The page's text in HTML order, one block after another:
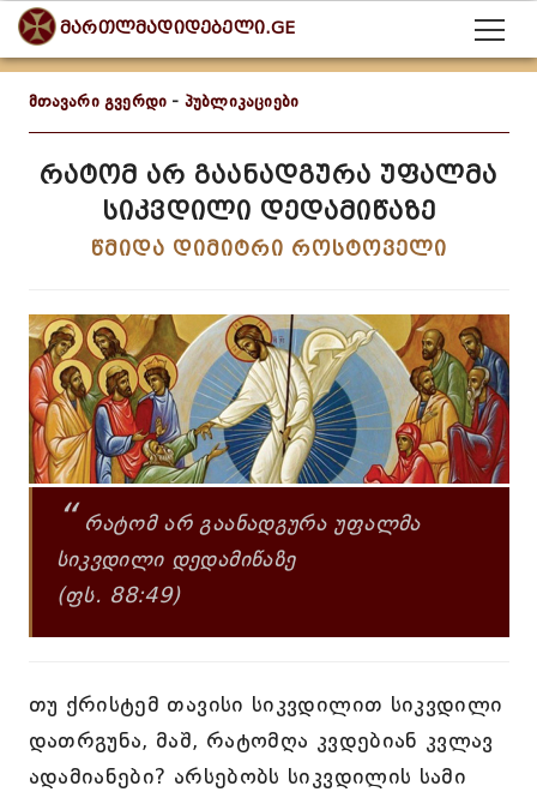
მართლმადიდებელი.GE
მთავარი გვერდი - პუბლიკაციები
რატომ არ გაანადგურა უფალმა
სიკვდილი დედამიწაზე
წმიდა დიმიტრი როსტოველი
“ რატომ არ გაანადგურა უფალმა
სიკვდილი დედამიწაზე
(ფს. 88:49)
თუ ქრისტემ თავისი სიკვდილით სიკვდილი
დათრგუნა, მაშ, რატომღა კვდებიან კვლავ
ადამიანები? არსებობს სიკვდილის სამი